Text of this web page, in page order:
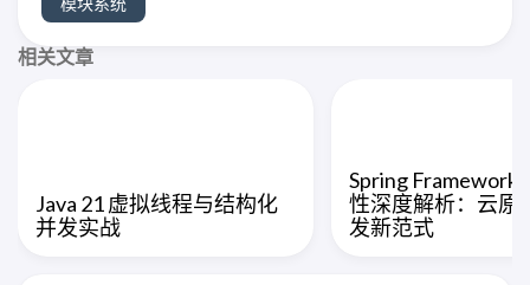
相关文章
Java 21 虚拟线程与结构化
并发实战
Spring Framework
性深度解析：云原
发新范式